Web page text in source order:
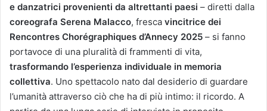
e danzatrici provenienti da altrettanti paesi – diretti dalla
coreografa Serena Malacco, fresca vincitrice dei
Rencontres Chorégraphiques d’Annecy 2025 – si fanno
portavoce di una pluralità di frammenti di vita,
trasformando l’esperienza individuale in memoria
collettiva. Uno spettacolo nato dal desiderio di guardare
l’umanità attraverso ciò che ha di più intimo: il ricordo. A